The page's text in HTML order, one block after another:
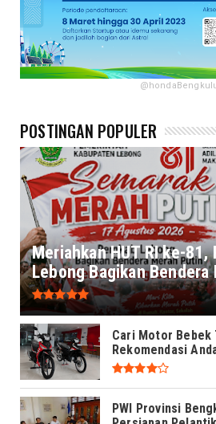
POSTINGAN POPULER
Meriahkan HUT RI ke-81,
Lebong Bagikan Bendera
Cari Motor Bebek
Rekomendasi
PWI Provinsi